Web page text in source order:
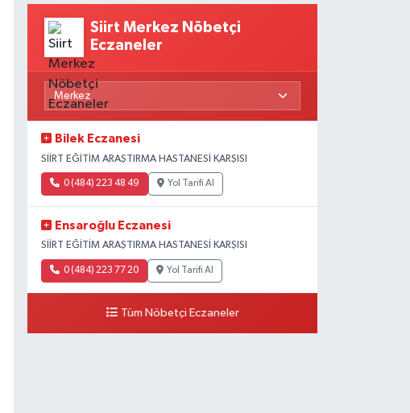
Siirt Merkez Nöbetçi
Eczaneler
Bilek Eczanesi
SİİRT EĞİTİM ARAŞTIRMA HASTANESİ KARŞISI
0 (484) 223 48 49 Yol Tarifi Al
Ensaroğlu Eczanesi
SİİRT EĞİTİM ARAŞTIRMA HASTANESİ KARŞISI
0 (484) 223 77 20 Yol Tarifi Al
Tüm Nöbetçi Eczaneler